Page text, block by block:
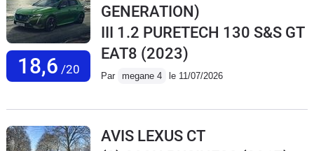
18,6 /20
GENERATION)
III 1.2 PURETECH 130 S&S GT
EAT8 (2023)
Par megane 4 le 11/07/2026
AVIS LEXUS CT